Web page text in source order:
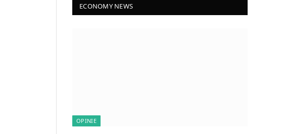
ECONOMY NEWS
OPINIE